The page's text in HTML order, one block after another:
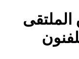
الملتقى